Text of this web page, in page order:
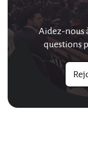
Aidez-nous
questions